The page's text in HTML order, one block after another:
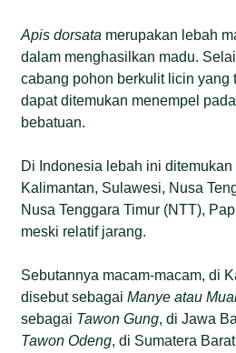
Apis dorsata merupakan lebah
dalam menghasilkan madu.
cabang pohon berkulit licin yang
dapat ditemukan menempel
bebatuan.
Di Indonesia lebah ini ditemukan
Kalimantan, Sulawesi, Nusa
Nusa Tenggara Timur (NTT),
meski relatif jarang.
Sebutannya macam-macam, di
disebut sebagaiManye atau
sebagai Tawon Gung, di Jawa
Tawon Odeng, di Sumatera